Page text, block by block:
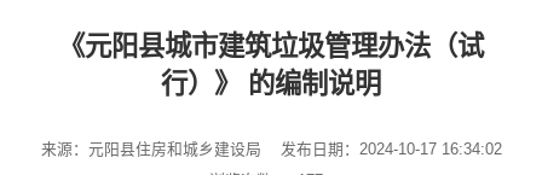
《元阳县城市建筑垃圾管理办法（试
行）》 的编制说明
来源：元阳县住房和城乡建设局
发布日期：2024-10-17 16:34:02